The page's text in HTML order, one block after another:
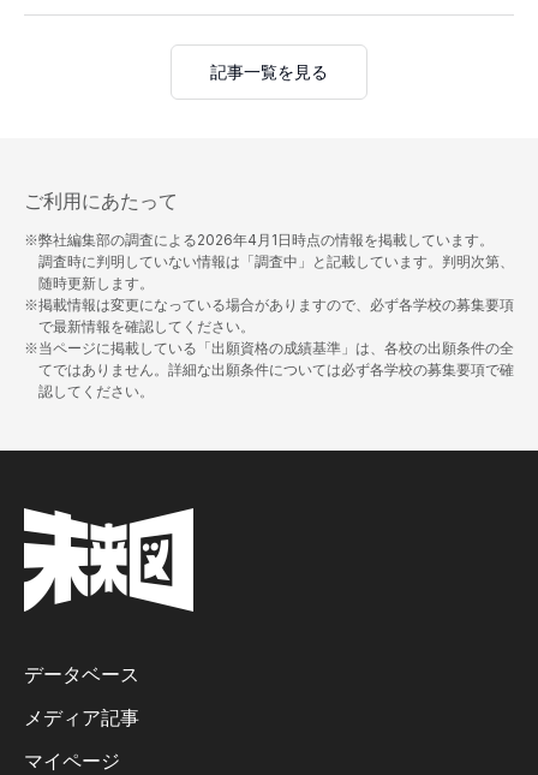
記事一覧を見る
ご利用にあたって
※弊社編集部の調査による2026年4月1日時点の情報を掲載しています。
調査時に判明していない情報は「調査中」と記載しています。判明次第、
随時更新します。
※掲載情報は変更になっている場合がありますので、必ず各学校の募集要項
で最新情報を確認してください。
※当ページに掲載している「出願資格の成績基準」は、各校の出願条件の全
てではありません。詳細な出願条件については必ず各学校の募集要項で確
認してください。
データベース
メディア記事
マイページ